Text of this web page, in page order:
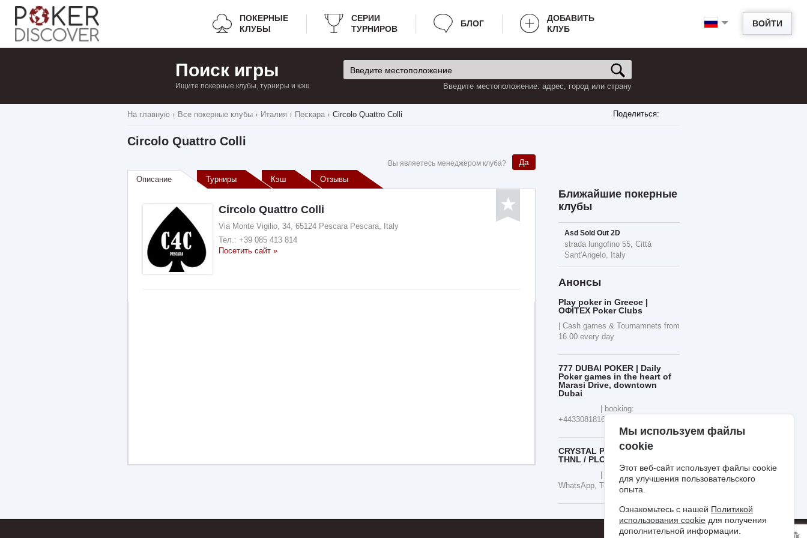
ВОЙТИ
ПОКЕРНЫЕ
КЛУБЫ
СЕРИИ
ТУРНИРОВ
БЛОГ
ДОБАВИТЬ
КЛУБ
Поиск игры
Ищите покерные клубы, турниры и кэш Введите местоположение: адрес, город или страну
Поделиться:
На главную Все покерные клубы Италия Пескара Circolo Quattro Colli
Circolo Quattro Colli
Вы являетесь менеджером клуба? Да
Описание Турниры Кэш Отзывы
Circolo Quattro Colli
Via Monte Vigilio, 34, 65124 Pescara Pescara, Italy
Тел.: +39 085 413 814
Посетить сайт »
Ближайшие покерные
клубы
Asd Sold Out 2D
strada lungofino 55, Città
Sant'Angelo, Italy
Анонсы
Play poker in Greece |
ΟΦΙΤΕΧ Poker Clubs
| Cash games & Tournamnets from
16.00 every day
777 DUBAI POKER | Daily
Poker games in the heart of
Marasi Drive, downtown
Dubai
| booking:
+443308181605 / VPN, WhatsApp
CRYSTAL Poker Club Dubai |
THNL / PLO / OFC
WhatsApp, Telegram
Мы используем файлы
cookie
Этот веб-сайт использует файлы cookie
для улучшения пользовательского
опыта.
Ознакомьтесь с нашей Политикой
использования cookie для получения
дополнительной информации.